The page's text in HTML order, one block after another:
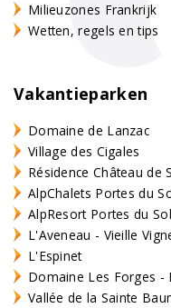
Milieuzones Frankrijk
Wetten, regels en tips
Vakantieparken
Domaine de Lanzac
Village des Cigales
Résidence Château de
AlpChalets Portes du
AlpResort Portes du
L'Aveneau - Vieille
L'Espinet
Domaine Les Forges -
Vallée de la Sainte